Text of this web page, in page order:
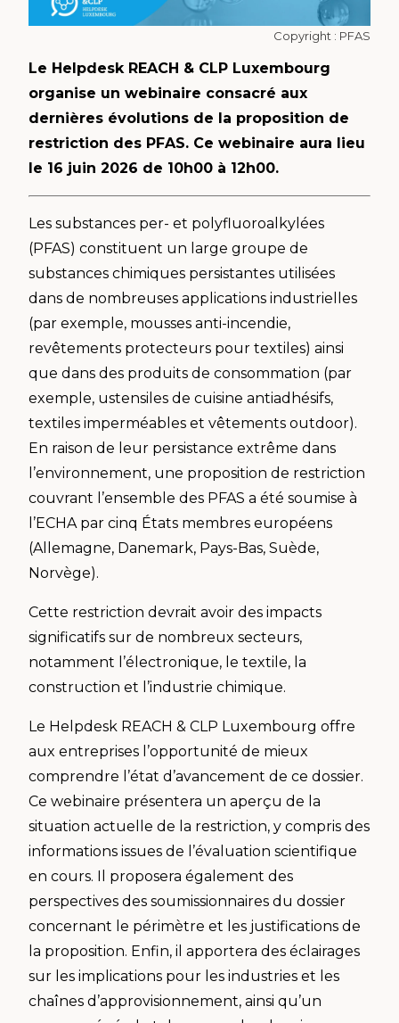
Copyright : PFAS
Le Helpdesk REACH & CLP Luxembourg
organise un webinaire consacré aux
dernières évolutions de la proposition de
restriction des PFAS. Ce webinaire aura lieu
le 16 juin 2026 de 10h00 à 12h00.
Les substances per- et polyfluoroalkylées
(PFAS) constituent un large groupe de
substances chimiques persistantes utilisées
dans de nombreuses applications industrielles
(par exemple, mousses anti-incendie,
revêtements protecteurs pour textiles) ainsi
que dans des produits de consommation (par
exemple, ustensiles de cuisine antiadhésifs,
textiles imperméables et vêtements outdoor).
En raison de leur persistance extrême dans
l’environnement, une proposition de restriction
couvrant l’ensemble des PFAS a été soumise à
l’ECHA par cinq États membres européens
(Allemagne, Danemark, Pays-Bas, Suède,
Norvège).
Cette restriction devrait avoir des impacts
significatifs sur de nombreux secteurs,
notamment l’électronique, le textile, la
construction et l’industrie chimique.
Le Helpdesk REACH & CLP Luxembourg offre
aux entreprises l’opportunité de mieux
comprendre l’état d’avancement de ce dossier.
Ce webinaire présentera un aperçu de la
situation actuelle de la restriction, y compris des
informations issues de l’évaluation scientifique
en cours. Il proposera également des
perspectives des soumissionnaires du dossier
concernant le périmètre et les justifications de
la proposition. Enfin, il apportera des éclairages
sur les implications pour les industries et les
chaînes d’approvisionnement, ainsi qu’un